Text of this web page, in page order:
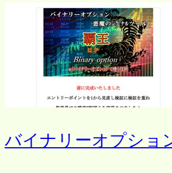
バイナリーオプショ